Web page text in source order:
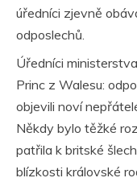
úředníci zjevně
odposlechů.
Úředníci
Princ z Walesu:
objevili noví
Někdy bylo těžké
patřila k britské
blízkosti královské